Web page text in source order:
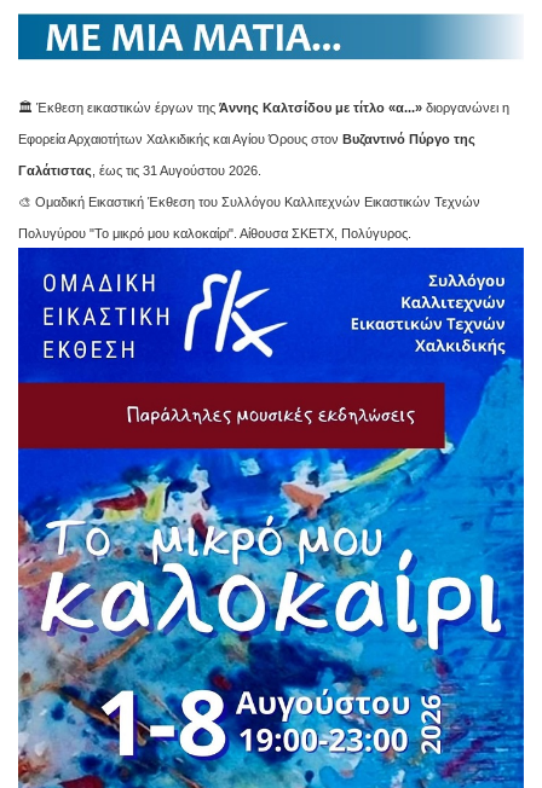
🏛️ Έκθεση εικαστικών έργων της Άννης Καλτσίδου με τίτλο «α...» διοργανώνει η
Εφορεία Αρχαιοτήτων Χαλκιδικής και Αγίου Όρους στον Βυζαντινό Πύργο της
Γαλάτιστας , έως τις 31 Αυγούστου 2026.
🎨 Ομαδική Εικαστική Έκθεση του Συλλόγου Καλλιτεχνών Εικαστικών Τεχνών
Πολυγύρου "Το μικρό μου καλοκαίρι". Αίθουσα ΣΚΕΤΧ, Πολύγυρος.